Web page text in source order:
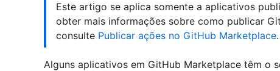
Este artigo se aplica somente a aplicativos
obter mais informações sobre como publicar
consulte Publicar ações no GitHub Marketplace.
Alguns aplicativos em GitHub Marketplace têm o